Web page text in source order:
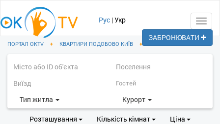
Рус |Укр
ПОРТАЛ OKTV ♦ КВАРТИРИ ПОДОБОВО КИЇВ ♦
Тип житла Курорт
Розташування Кількість кімнат
Ціна
ЗАБРОНЮВАТИ